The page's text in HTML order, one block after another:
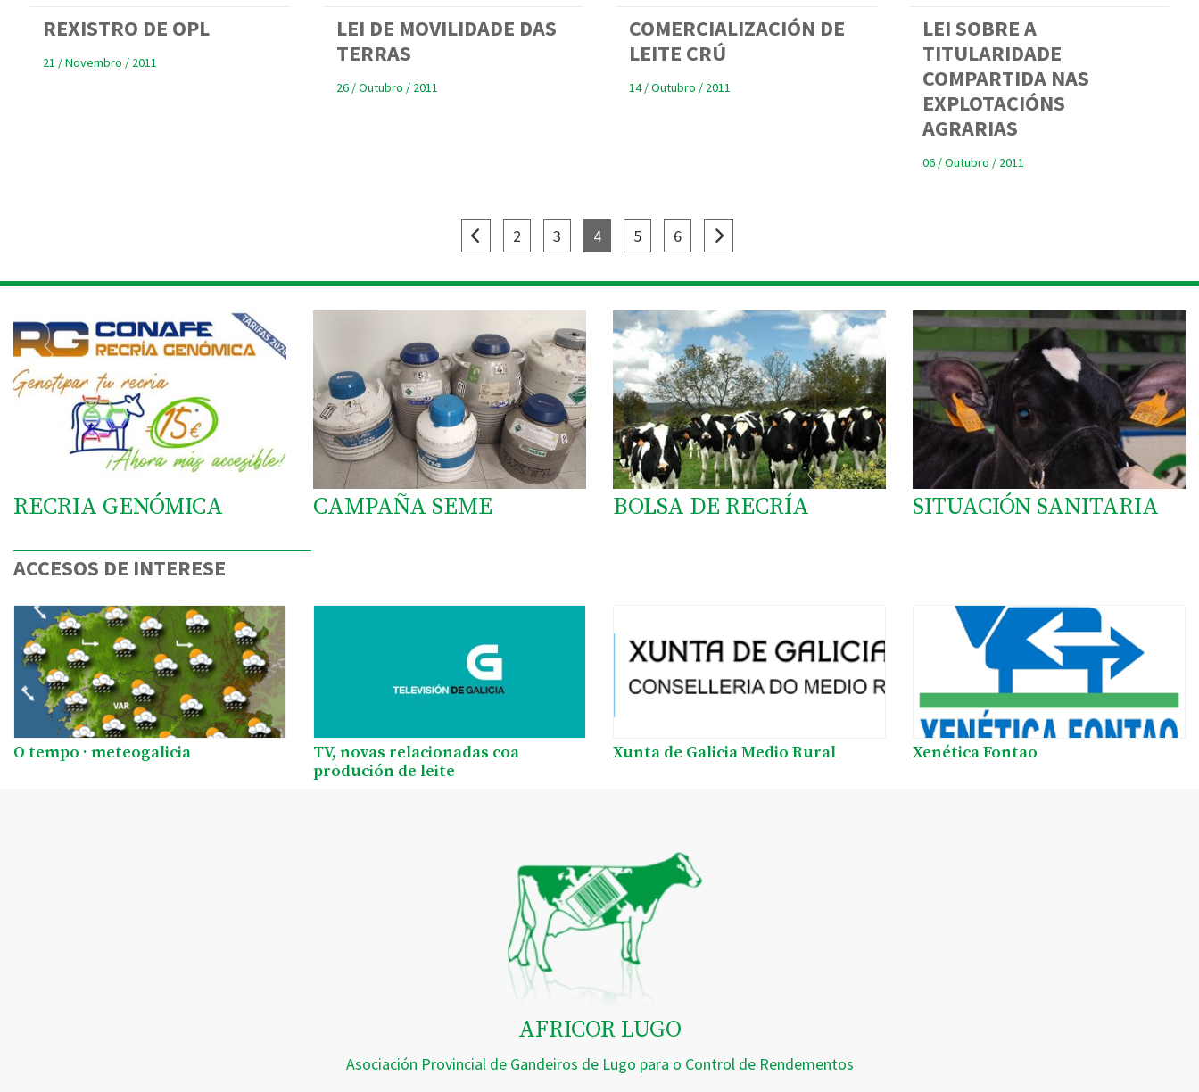
REXISTRO DE OPL
21 / Novembro / 2011
LEI DE MOVILIDADE DAS
TERRAS
26 / Outubro / 2011
COMERCIALIZACIÓN DE
LEITE CRÚ
14 / Outubro / 2011
LEI SOBRE A
TITULARIDADE
COMPARTIDA NAS
EXPLOTACIÓNS
AGRARIAS
06 / Outubro / 2011
2(current)
3(current)
4(current)
5(current)
6(current)
RECRIA GENÓMICA CAMPAÑA SEME BOLSA DE RECRÍA SITUACIÓN SANITARIA
ACCESOS DE INTERESE
O tempo · meteogalicia
TV, novas relacionadas coa
produción de leite
Xunta de Galicia Medio Rural Xenética Fontao
AFRICOR LUGO
Asociación Provincial de Gandeiros de Lugo para o Control de Rendementos